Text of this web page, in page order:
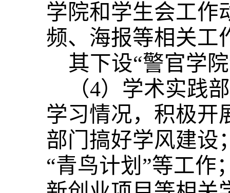
学院和学生会工作
频、海报等相关工
其下设“警官学
（4）学术实践
学习情况，积极开
部门搞好学风建设
“青鸟计划”等工作